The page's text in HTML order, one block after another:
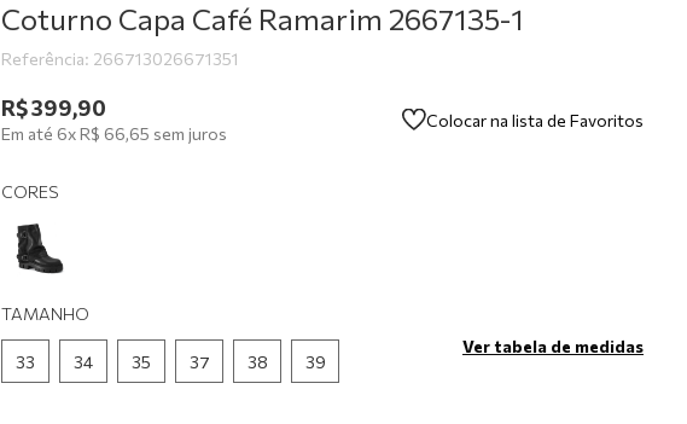
Coturno Capa Café Ramarim 2667135-1
Referência: 266713026671351
R$399,90
Em até 6xR$ 66,65 sem juros
Colocar na lista de Favoritos
CORES
TAMANHO
33 34 35 37 38 39
Ver tabela de medidas